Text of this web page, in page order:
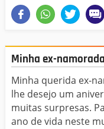
Minha ex-
Minha querida ex-
lhe desejo um
muitas surpresas.
ano de vida neste